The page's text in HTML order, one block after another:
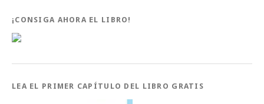
¡CONSIGA AHORA EL LIBRO!
LEA EL PRIMER CAPÍTULO DEL LIBRO GRATIS